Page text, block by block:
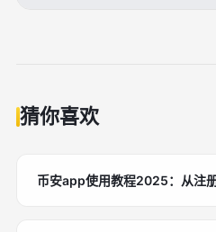
猜你喜欢
币安app使用教程2025：从注